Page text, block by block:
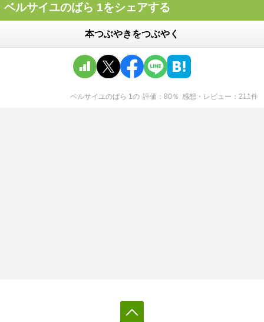
ベルサイユのばら 1をシェアする
本つぶやきをつぶやく
ベルサイユのばら 1の 評価 80 ％ 感想・レビュー 211件